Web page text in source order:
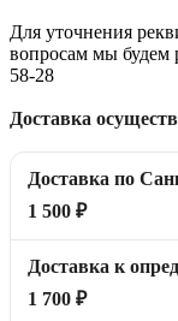
Для уточнения
вопросам мы будем
58-28
Доставка
Доставка по
1 500 ₽
Доставка к
1 700 ₽